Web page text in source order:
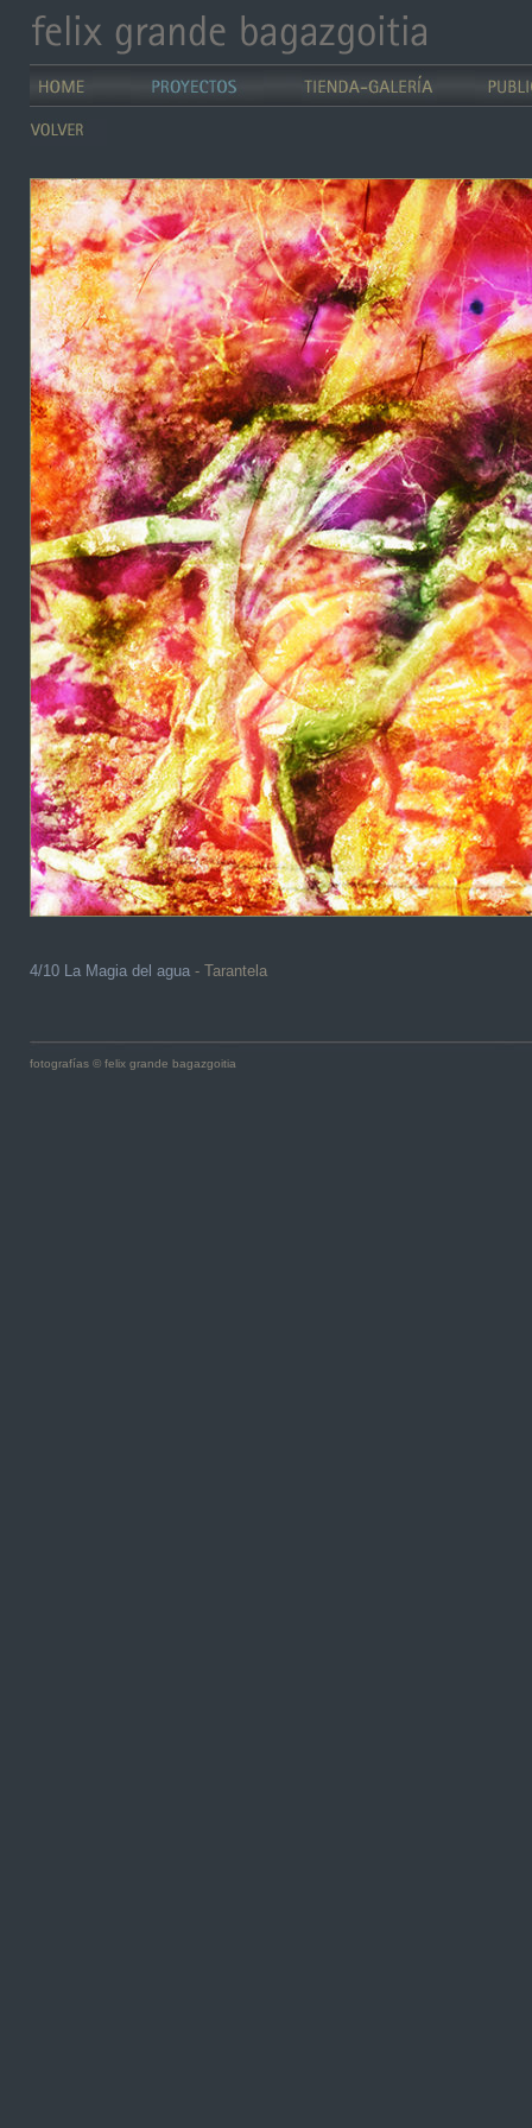
4/10 La Magia del agua - Tarantela
fotografías © felix grande bagazgoitia